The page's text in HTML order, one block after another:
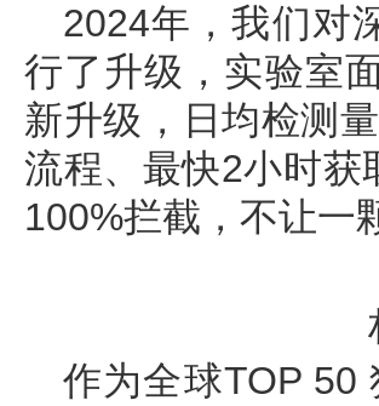
2024年，我们对
行了升级，实验室
新升级，日均检测
流程、最快2小时获
100%拦截，不让一
作为全球TOP 50